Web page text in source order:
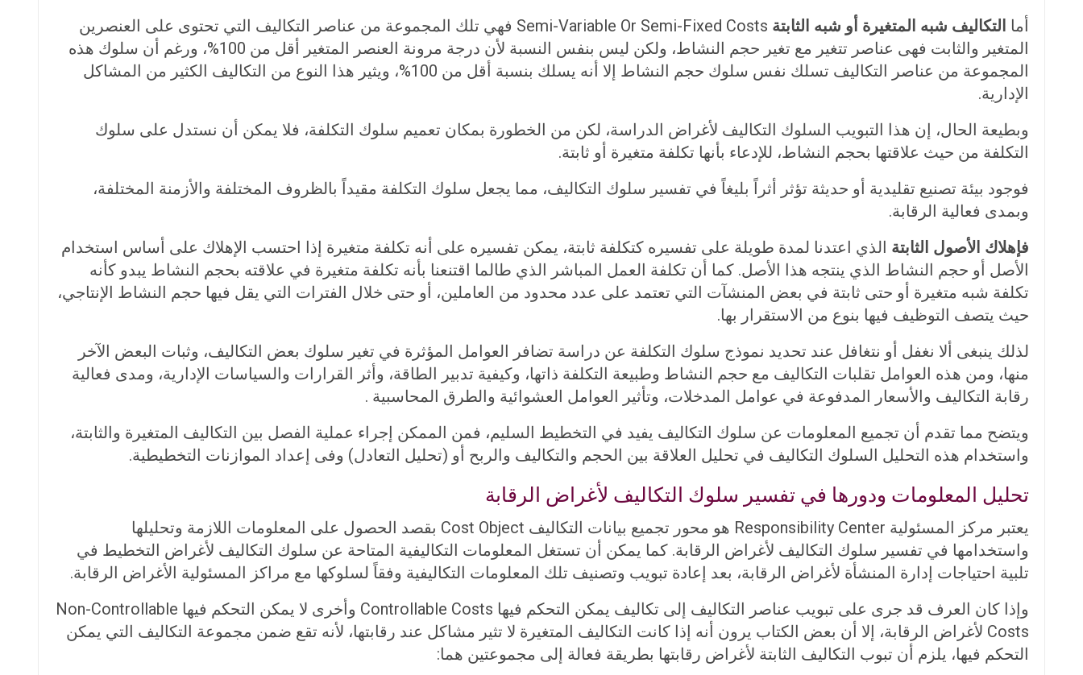
أما التكاليف شبه المتغيرة أو شبه الثابتة
Semi-Variable Or Semi-Fixed Costs فهي تلك المجموعة من عناصر التكاليف التي تحتوى على العنصرين
المتغير والثابت فهى عناصر تتغير مع تغير حجم النشاط، ولكن ليس بنفس النسبة لأن درجة مرونة العنصر المتغير أقل من 100%، ورغم أن سلوك هذه
المجموعة من عناصر التكاليف تسلك نفس سلوك حجم النشاط إلا أنه يسلك بنسبة أقل من 100%، ويثير هذا النوع من التكاليف الكثير من المشاكل
الإدارية.
وبطيعة الحال، إن هذا التبويب السلوك التكاليف لأغراض الدراسة، لكن من الخطورة بمكان تعميم سلوك التكلفة، فلا يمكن أن نستدل على سلوك
التكلفة من حيث علاقتها بحجم النشاط، للإدعاء بأنها تكلفة متغيرة أو ثابتة.
فوجود بيئة تصنيع تقليدية أو حديثة تؤثر أثراً بليغاً في تفسير سلوك التكاليف، مما يجعل سلوك التكلفة مقيداً بالظروف المختلفة والأزمنة المختلفة،
وبمدى فعالية الرقابة.
فإهلاك الأصول الثابتة الذي اعتدنا لمدة طويلة على تفسيره كتكلفة ثابتة، يمكن تفسيره على أنه تكلفة متغيرة إذا احتسب الإهلاك على أساس استخدام
الأصل أو حجم النشاط الذي ينتجه هذا الأصل. كما أن تكلفة العمل المباشر الذي طالما اقتنعنا بأنه تكلفة متغيرة في علاقته بحجم النشاط يبدو كأنه
تكلفة شبه متغيرة أو حتى ثابتة في بعض المنشآت التي تعتمد على عدد محدود من العاملين، أو حتى خلال الفترات التي يقل فيها حجم النشاط الإنتاجي،
حيث يتصف التوظيف فيها بنوع من الاستقرار بها.
لذلك ينبغى ألا نغفل أو نتغافل عند تحديد نموذج سلوك التكلفة عن دراسة تضافر العوامل المؤثرة في تغير سلوك بعض التكاليف، وثبات البعض الآخر
منها، ومن هذه العوامل تقلبات التكاليف مع حجم النشاط وطبيعة التكلفة ذاتها، وكيفية تدبير الطاقة، وأثر القرارات والسياسات الإدارية، ومدى فعالية
رقابة التكاليف والأسعار المدفوعة في عوامل المدخلات، وتأثير العوامل العشوائية والطرق المحاسبية .
ويتضح مما تقدم أن تجميع المعلومات عن سلوك التكاليف يفيد في التخطيط السليم، فمن الممكن إجراء عملية الفصل بين التكاليف المتغيرة والثابتة،
واستخدام هذه التحليل السلوك التكاليف في تحليل العلاقة بين الحجم والتكاليف والربح أو (تحليل التعادل) وفى إعداد الموازنات التخطيطية.
تحليل المعلومات ودورها في تفسير سلوك التكاليف لأغراض الرقابة
يعتبر مركز المسئولية Responsibility Center هو محور تجميع بيانات التكاليف Cost Object بقصد الحصول على المعلومات اللازمة وتحليلها
واستخدامها في تفسير سلوك التكاليف لأغراض الرقابة. كما يمكن أن تستغل المعلومات التكاليفية المتاحة عن سلوك التكاليف لأغراض التخطيط في
تلبية احتياجات إدارة المنشأة لأغراض الرقابة، بعد إعادة تبويب وتصنيف تلك المعلومات التكاليفية وفقاً لسلوكها مع مراكز المسئولية الأغراض الرقابة.
وإذا كان العرف قد جرى على تبويب عناصر التكاليف إلى تكاليف يمكن التحكم فيها Controllable Costs وأخرى لا يمكن التحكم فيها Non-Controllable
Costs لأغراض الرقابة، إلا أن بعض الكتاب يرون أنه إذا كانت التكاليف المتغيرة لا تثير مشاكل عند رقابتها، لأنه تقع ضمن مجموعة التكاليف التي يمكن
التحكم فيها، يلزم أن تبوب التكاليف الثابتة لأغراض رقابتها بطريقة فعالة إلى مجموعتين هما: